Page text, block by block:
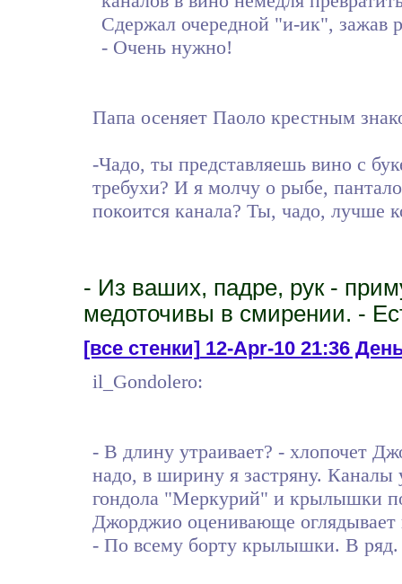
Сдержал очередной "и-ик", зажав
- Очень нужно!
Папа осеняет Паоло крестным
-Чадо, ты представляешь вино с
требухи? И я молчу о рыбе,
покоится канала? Ты, чадо, лучше
- Из ваших, падре, рук -
медоточивы в смирении. -
[все стенки]12-Apr-10 21:36
il_Gondolero:
- В длину утраивает? - хлопочет
надо, в ширину я застряну.
гондола "Меркурий" и крылышки
Джорджио оценивающе
- По всему борту крылышки. В ряд.